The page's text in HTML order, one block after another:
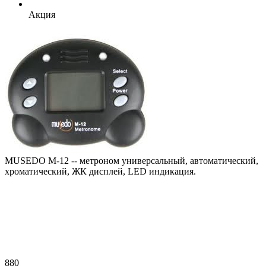
Акция
MUSEDO M-12 -- метроном универсальный, автоматический,
хроматический, ЖК дисплей, LED индикация.
880